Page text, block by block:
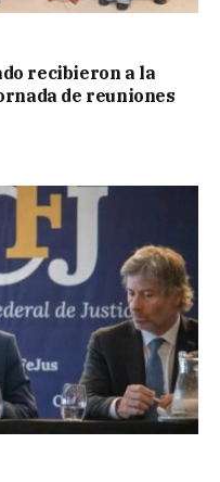
recibieron a la
de reuniones